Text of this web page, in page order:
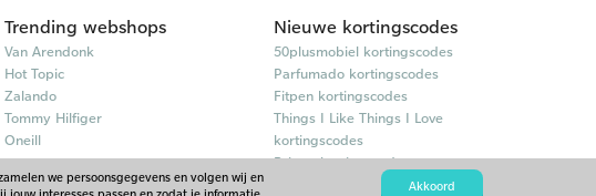
Trending webshops
Van Arendonk
Hot Topic
Zalando
Tommy Hilfiger
Oneill
Nieuwe kortingscodes
50plusmobiel kortingscodes
Parfumado kortingscodes
Fitpen kortingscodes
Things I Like Things I Love
kortingscodes
Briters kortingscodes
we persoonsgegevens en volgen wij en
Akkoord